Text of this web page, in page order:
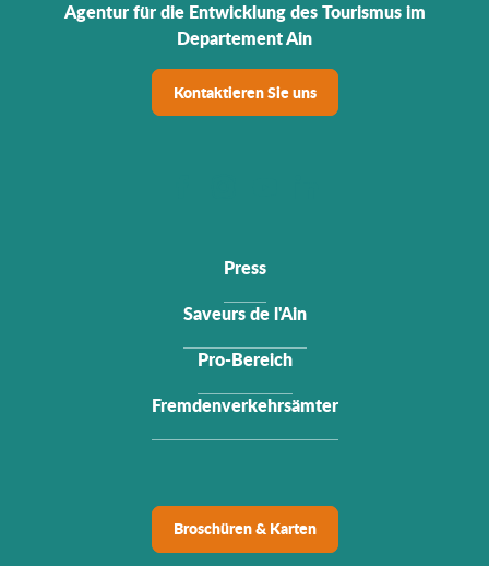
Agentur für die Entwicklung des Tourismus im
Departement Ain
Kontaktieren Sie uns
Press
Saveurs de l'Ain
Pro-Bereich
Fremdenverkehrsämter
Broschüren & Karten